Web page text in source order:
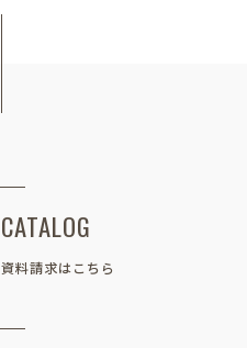
CATALOG
資料請求はこちら